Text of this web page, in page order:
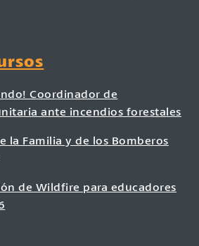
Coordinador de
ante incendios forestales
la Familia y de los Bomberos
de Wildfire para educadores